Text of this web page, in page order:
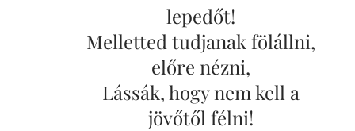
lepedőt!
Melletted tudjanak fölállni,
előre nézni,
Lássák, hogy nem kell a
jövőtől félni!